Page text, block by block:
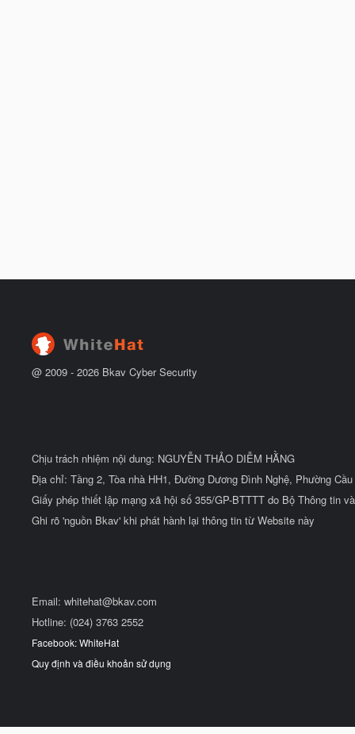
@ 2009 - 2026 Bkav Cyber Security
Chịu trách nhiệm nội dung: NGUYỄN THẢO DIỄM HẰNG
Địa chỉ: Tầng 2, Tòa nhà HH1, Đường Dương Đình Nghệ, Phường
Giấy phép thiết lập mạng xã hội số 355/GP-BTTTT do Bộ Thông tin
Ghi rõ 'nguồn Bkav' khi phát hành lại thông tin từ Website này
Email: whitehat@bkav.com
Hotline: (024) 3763 2552
Facebook: WhiteHat
Quy định và điều khoản sử dụng